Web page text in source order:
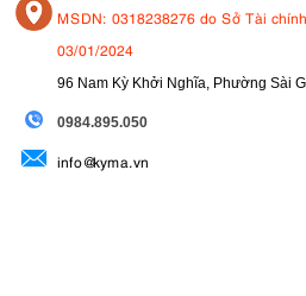
MSDN: 0318238276 do Sở Tài
03/01/2024
96 Nam Kỳ Khởi Nghĩa, Phường Sài
0984.895.050
info@kyma.vn